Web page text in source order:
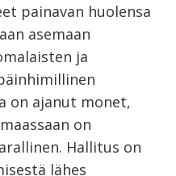
painavan huolensa
asemaan
ja
on ajanut monet,
on
Hallitus on
lähes